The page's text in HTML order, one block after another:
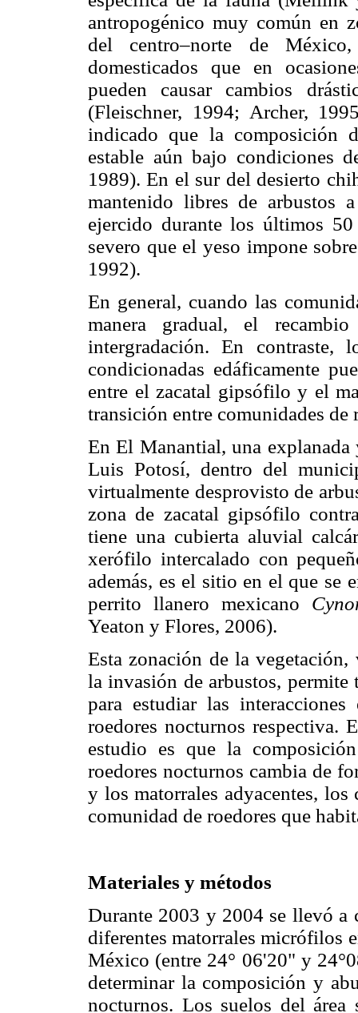
antropogénico muy común en
del centro–norte de
domesticados que en
pueden causar cambios
(Fleischner, 1994; Archer,
indicado que la composición
estable aún bajo condiciones
1989). En el sur del desierto
mantenido libres de arbustos
ejercido durante los últimos
severo que el yeso impone
1992).
En general, cuando las
manera gradual, el
intergradación. En contraste,
condicionadas edáficamente
entre el zacatal gipsófilo y el
transición entre comunidades de
En El Manantial, una explanada
Luis Potosí, dentro del
virtualmente desprovisto de
zona de zacatal gipsófilo
tiene una cubierta aluvial
xerófilo intercalado con
además, es el sitio en el que se
perrito llanero mexicano
Yeaton y Flores, 2006).
Esta zonación de la
la invasión de arbustos, permite
para estudiar las
roedores nocturnos respectiva.
estudio es que la
roedores nocturnos cambia de
y los matorrales adyacentes,
comunidad de roedores que
Materiales y métodos
Durante 2003 y 2004 se llevó a
diferentes matorrales micrófilos
México (entre 24° 06'20" y
determinar la composición y
nocturnos. Los suelos del